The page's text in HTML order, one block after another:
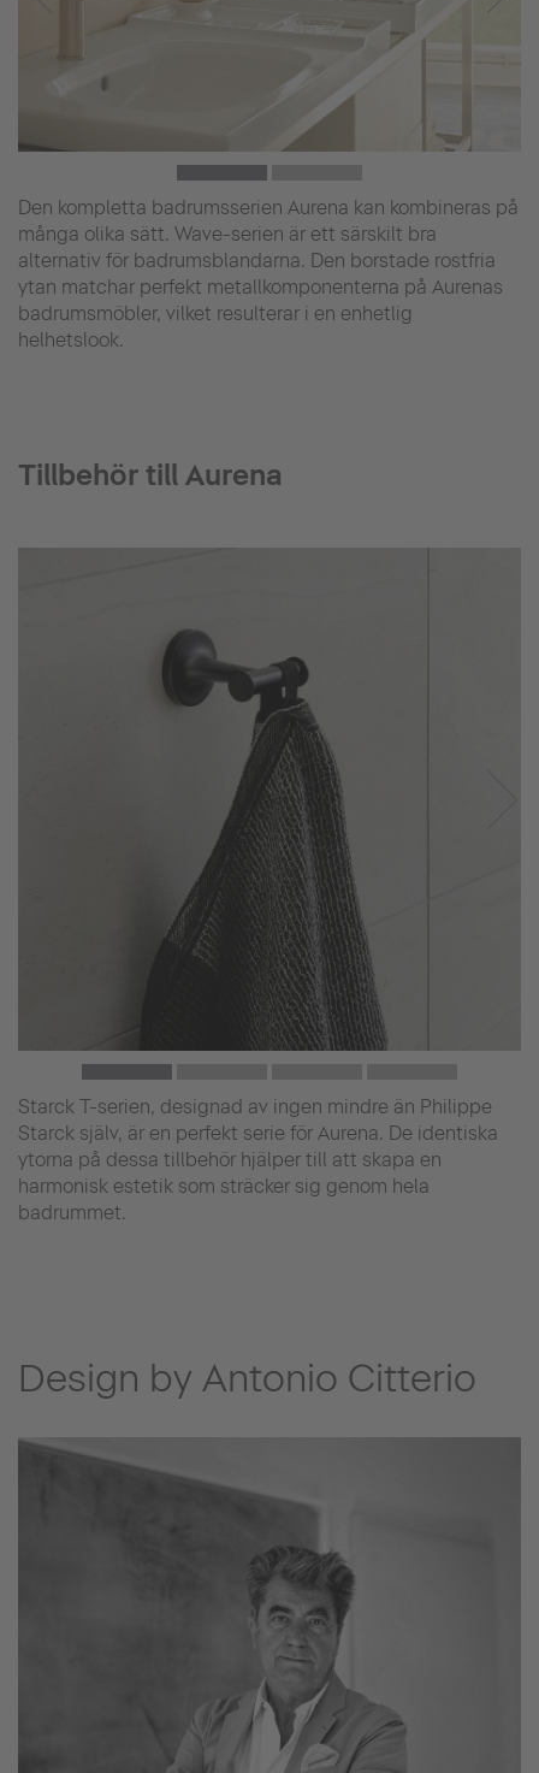
Den kompletta badrumsserien Aurena kan kombineras på
många olika sätt. Wave-serien är ett särskilt bra
alternativ för badrumsblandarna. Den borstade rostfria
ytan matchar perfekt metallkomponenterna på Aurenas
badrumsmöbler, vilket resulterar i en enhetlig
helhetslook.
Tillbehör till Aurena
Starck T-serien, designad av ingen mindre än Philippe
Starck själv, är en perfekt serie för Aurena. De identiska
ytorna på dessa tillbehör hjälper till att skapa en
harmonisk estetik som sträcker sig genom hela
badrummet.
Design by Antonio Citterio